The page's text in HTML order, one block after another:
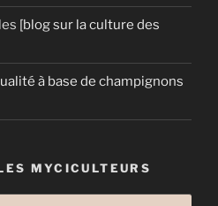
[blog sur la culture des
à base de champignons
MYCICULTEURS